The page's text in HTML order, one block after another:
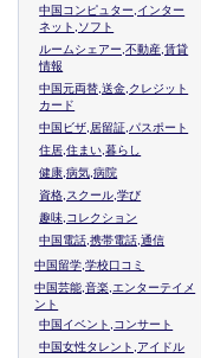
中国コンピュター,インター
ネット,ソフト
ルームシェアー,不動産,賃貸
情報
中国元両替,送金,クレジット
カード
中国ビザ,居留証,パスポート
住居,住まい,暮らし
健康,病気,病院
資格,スクール,学び
趣味,コレクション
中国電話,携帯電話,通信
中国留学,学校口コミ
中国芸能,音楽,エンターテイメ
ント
中国イベント,コンサート
中国女性タレント,アイドル